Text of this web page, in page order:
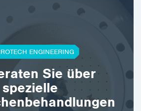
ENGINEERING
Sie über
spezielle